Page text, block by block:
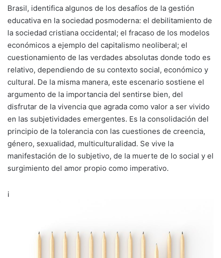
Brasil, identifica algunos de los desafíos de la gestión
educativa en la sociedad posmoderna: el debilitamiento de
la sociedad cristiana occidental; el fracaso de los modelos
económicos a ejemplo del capitalismo neoliberal; el
cuestionamiento de las verdades absolutas donde todo es
relativo, dependiendo de su contexto social, económico y
cultural. De la misma manera, este escenario sostiene el
argumento de la importancia del sentirse bien, del
disfrutar de la vivencia que agrada como valor a ser vivido
en las subjetividades emergentes. Es la consolidación del
principio de la tolerancia con las cuestiones de creencia,
género, sexualidad, multiculturalidad. Se vive la
manifestación de lo subjetivo, de la muerte de lo social y el
surgimiento del amor propio como imperativo.
¡